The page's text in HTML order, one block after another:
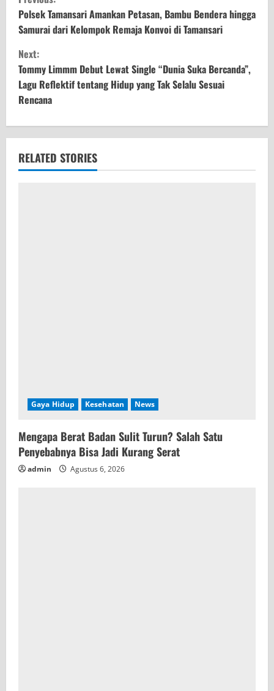
o
n
t
i
n
u
e
Polsek Tamansari Amankan Petasan, Bambu Bendera hingga
Samurai dari Kelompok Remaja Konvoi di Tamansari
Next:
Tommy Limmm Debut Lewat Single “Dunia Suka Bercanda”,
Lagu Reflektif tentang Hidup yang Tak Selalu Sesuai
Rencana
RELATED STORIES
Gaya Hidup Kesehatan News
Mengapa Berat Badan Sulit Turun? Salah Satu
Penyebabnya Bisa Jadi Kurang Serat
admin Agustus 6, 2026